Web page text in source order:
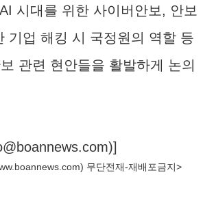
시대를 위한 사이버안보, 안보
기업 해킹 시 국정원의 역할 등
관련 현안들을 활발하게 논의
)]
) 무단전재-재배포금지>